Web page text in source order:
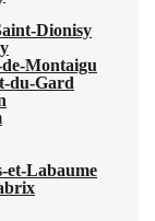
Dionisy
Montaigu
du-Gard
et-Labaume